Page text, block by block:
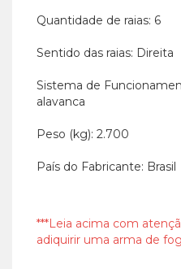
Quantidade de raias: 6
Sentido das raias: Direita
Sistema de
alavanca
Peso (kg): 2.700
País do Fabricante: Brasil
***Leia acima com
adiquirir uma arma de